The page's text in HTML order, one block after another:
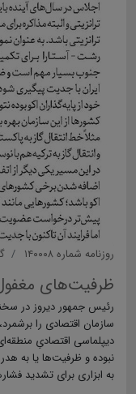
روزنامه شماره ۱۴۰۰۰۸
ظرفیت‌های
رئیس جمهور دیروز در
سازمان اقتصادی را
دیپلماسی اقتصادیِ
نبوده و ظرفیت‌ها یا به
به ابزاری برای تشدید